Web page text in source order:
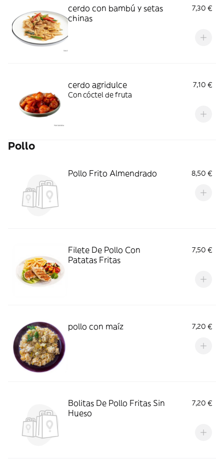
cerdo con bambú y setas
chinas
7,30 €
cerdo agridulce
7,10 €
Con cóctel de fruta
Pollo
Pollo Frito Almendrado 8,50 €
Filete De Pollo Con
Patatas Fritas
7,50 €
pollo con maíz 7,20 €
Bolitas De Pollo Fritas Sin
Hueso
7,20 €